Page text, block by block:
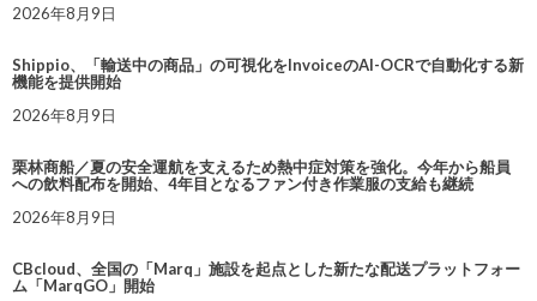
2026年8月9日
Shippio、「輸送中の商品」の可視化をInvoiceのAI-OCRで自動化する新
機能を提供開始
2026年8月9日
栗林商船／夏の安全運航を支えるため熱中症対策を強化。今年から船員
への飲料配布を開始、4年目となるファン付き作業服の支給も継続
2026年8月9日
CBcloud、全国の「Marq」施設を起点とした新たな配送プラットフォー
ム「MarqGO」開始